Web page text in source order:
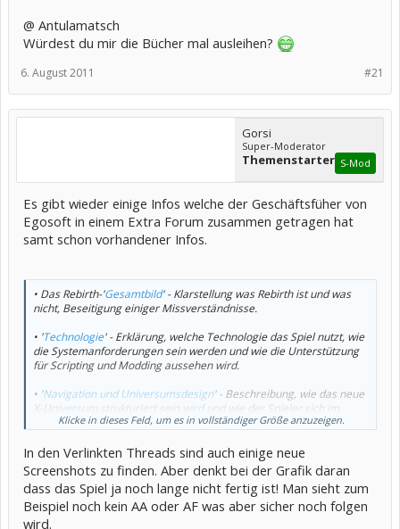
@ Antulamatsch
Würdest du mir die Bücher mal ausleihen?
#21
6. August 2011
Gorsi
Super-Moderator
Themenstarter S-Mod
Es gibt wieder einige Infos welche der Geschäftsfüher von
Egosoft in einem Extra Forum zusammen getragen hat
samt schon vorhandener Infos.
• Das Rebirth-'Gesamtbild' - Klarstellung was Rebirth ist und was
nicht, Beseitigung einiger Missverständnisse.
• 'Technologie' - Erklärung, welche Technologie das Spiel nutzt, wie
die Systemanforderungen sein werden und wie die Unterstützung
für Scripting und Modding aussehen wird.
• 'Navigation und Universumsdesign' - Beschreibung, wie das neue
X-Universum strukturiert sein wird und wie der Spieler sich im
Vergleich zu vorherigen X-Spielen in ihm bewegen wird.
• 'Schiffe und Stationen' - Klarstellung von hitzig diskutierten
Themen wie dem Spielerschiff und Großkampfschiffen sowie
Beschreibung der Wichtigkeit von Drohnen für das Spielerlebnis.
Außerdem werden Bernd und das Team die Bedeutung von
Nichtspielercharakteren für den Spieler und die Wirtschaft im
Universum erklären.
Klicke in dieses Feld, um es in vollständiger Größe anzuzeigen.
In den Verlinkten Threads sind auch einige neue
Screenshots zu finden. Aber denkt bei der Grafik daran
dass das Spiel ja noch lange nicht fertig ist! Man sieht zum
Beispiel noch kein AA oder AF was aber sicher noch folgen
wird.